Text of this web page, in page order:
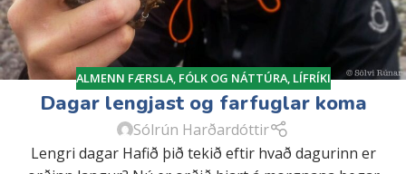
ALMENN FÆRSLA, FÓLK OG NÁTTÚRA, LÍFRÍKI
Dagar lengjast og farfuglar koma
Sólrún Harðardóttir
Lengri dagar Hafið þið tekið eftir hvað dagurinn er